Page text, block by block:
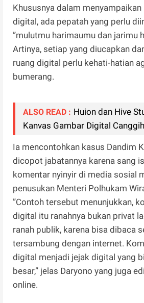
Khususnya dalam
digital, ada pepatah yang perlu
”mulutmu harimaumu dan jarimu
Artinya, setiap yang diucapkan
ruang digital perlu kehati-hatian
bumerang.
ALSO READ : Huion dan Hive
Kanvas Gambar Digital
Ia mencontohkan kasus Dandim
dicopot jabatannya karena sang
komentar nyinyir di media sosial
penusukan Menteri Polhukam
”Contoh tersebut menunjukkan,
digital itu ranahnya bukan privat
ranah publik, karena bisa dibaca
tersambung dengan internet.
digital menjadi jejak digital yang
besar,” jelas Daryono yang juga
online.